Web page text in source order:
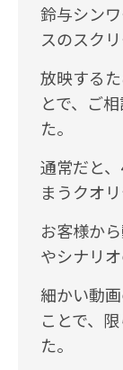
鈴与シン
スのスク
放映する
とで、ご
た。
通常だと
まうクオ
お客様か
やシナリ
細かい動
ことで、
た。